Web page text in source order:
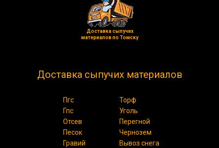
Доставка сыпучих материалов
Пгс Торф
Доставка сыпучих
материалов по Томску
Гпс
Отсев
Песок
Гравий
Уголь
Чернозем
Вывоз снега
Перегной